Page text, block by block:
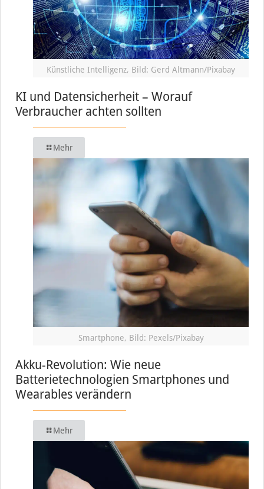
Künstliche Intelligenz, Bild: Gerd Altmann/Pixabay
KI und Datensicherheit – Worauf
Verbraucher achten sollten
Mehr
Smartphone, Bild: Pexels/Pixabay
Akku-Revolution: Wie neue
Batterietechnologien Smartphones und
Wearables verändern
Mehr